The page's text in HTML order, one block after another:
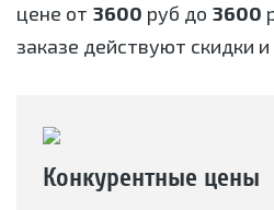
цене от 3600 руб до 3600
заказе действуют скидки и
Конкурентные цены